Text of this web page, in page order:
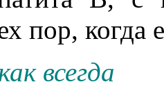
пор, когда
всегда